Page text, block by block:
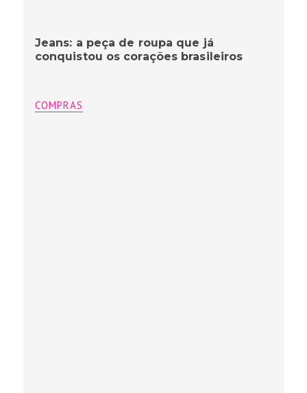
Jeans: a peça de roupa que já
conquistou os corações brasileiros
COMPRAS